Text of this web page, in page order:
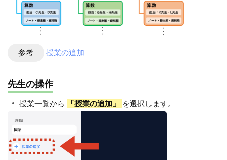
参考 授業の追加
先生の操作
授業一覧から 「授業の追加」 を選択します。